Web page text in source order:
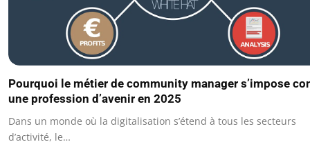
Pourquoi le métier de community manager s’impose
une profession d’avenir en 2025
Dans un monde où la digitalisation s’étend à tous les secteurs
d’activité, le…